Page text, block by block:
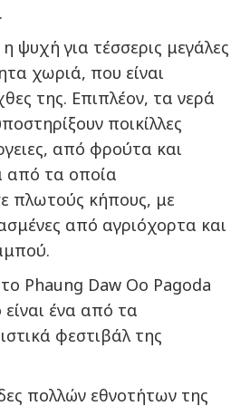
ψυχή για τέσσερις μεγάλες
χωριά, που είναι
της. Επιπλέον, τα νερά
ποικίλλες
από φρούτα και
από τα οποία
πλωτούς κήπους, με
από αγριόχορτα και
το Phaung Daw Oo Pagoda
ένα από τα
φεστιβάλ της
πολλών εθνοτήτων της